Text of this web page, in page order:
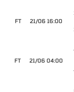
21/06 16:00
FT
21/06 04:00
FT